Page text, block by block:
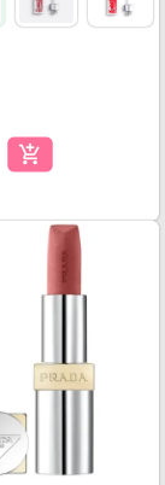
add_shopping_cart